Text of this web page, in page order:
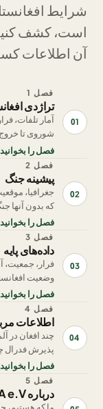
شرایط
است، کشف
آن اطلاعات
01
فصل 1
تراژدی
آمار تلفات،
شوروی تا خروج
فصل را بخوانید
02
فصل 2
پیشینه جنگ
جغرافیا،
که بدون آنها
فصل را بخوانید
03
فصل 3
داده‌های پایه
فرار،
وضعیت
فصل را بخوانید
04
فصل 4
اطلاعات
چند افغان در
پذیرش فدرال
فصل را بخوانید
فصل 5
درباره AfA e.V.